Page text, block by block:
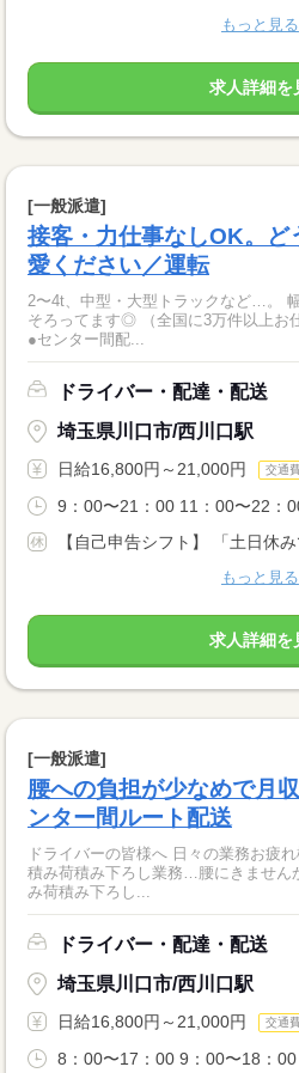
もっと見る
求人詳細を
[一般派遣]
接客・力仕事なしOK。ど
愛ください／運転
2〜4t、中型・大型トラックなど…。
そろってます◎ （全国に3万件以上お仕事あり！）
●センター間配...
ドライバー・配達・配送
埼玉県川口市/西川口駅
日給16,800円～21,000円 交通
9：00〜21：00 11：00〜22：
【自己申告シフト】 「土日休み
もっと見る
求人詳細を
[一般派遣]
腰への負担が少なめで月
ンター間ルート配送
ドライバーの皆様へ 日々の業務お疲れ様です。 1日に何度もある、
積み荷積み下ろし業務…腰にきませんか…？ アズスタッフ
み荷積み下ろし...
ドライバー・配達・配送
埼玉県川口市/西川口駅
日給16,800円～21,000円 交通
8：00〜17：00 9：00〜18：